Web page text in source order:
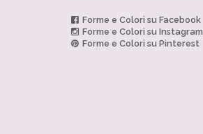
Forme e Colori su Facebook
Forme e Colori su Instagram
Forme e Colori su Pinterest